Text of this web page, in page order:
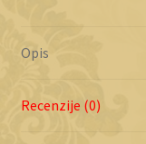
Opis
Recenzije (0)